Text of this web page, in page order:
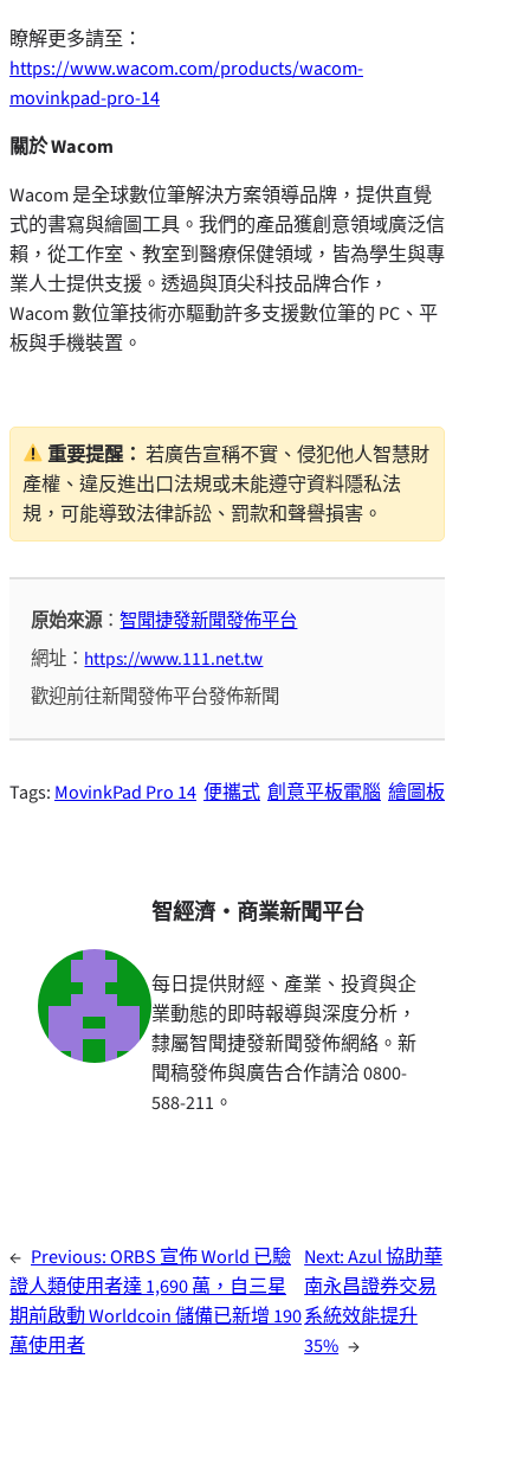
瞭解更多請至：
https://www.wacom.com/products/wacom-
movinkpad-pro-14
關於 Wacom
Wacom 是全球數位筆解決方案領導品牌，提供直覺
式的書寫與繪圖工具。我們的產品獲創意領域廣泛信
賴，從工作室、教室到醫療保健領域，皆為學生與專
業人士提供支援。透過與頂尖科技品牌合作，
Wacom 數位筆技術亦驅動許多支援數位筆的 PC、平
板與手機裝置。
重要提醒： 若廣告宣稱不實、侵犯他人智慧財
產權、違反進出口法規或未能遵守資料隱私法
規，可能導致法律訴訟、罰款和聲譽損害。
原始來源：智聞捷發新聞發佈平台
網址： https://www.111.net.tw
歡迎前往新聞發佈平台發佈新聞
Tags: MovinkPad Pro 14 便攜式 創意平板電腦 繪圖板
智經濟・商業新聞平台
每日提供財經、產業、投資與企
業動態的即時報導與深度分析，
隸屬智聞捷發新聞發佈網絡。新
聞稿發佈與廣告合作請洽 0800-
588-211。
← Previous:ORBS 宣佈 World 已驗
證人類使用者達 1,690 萬，自三星
期前啟動 Worldcoin 儲備已新增 190
萬使用者
Next:Azul 協助華
南永昌證券交易
系統效能提升
35% →